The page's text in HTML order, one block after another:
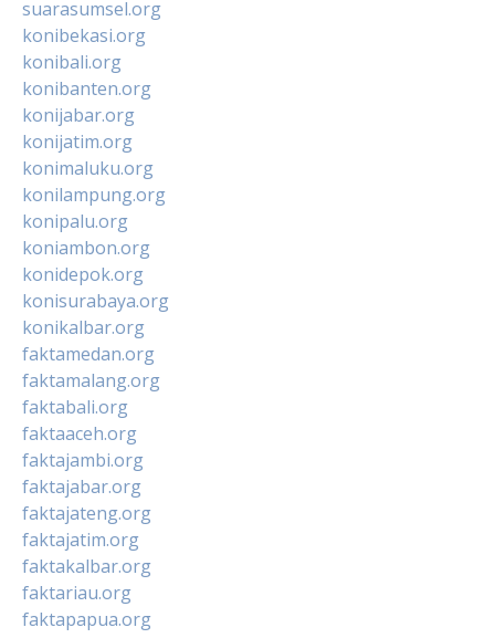
suarasumsel.org
konibekasi.org
konibali.org
konibanten.org
konijabar.org
konijatim.org
konimaluku.org
konilampung.org
konipalu.org
koniambon.org
konidepok.org
konisurabaya.org
konikalbar.org
faktamedan.org
faktamalang.org
faktabali.org
faktaaceh.org
faktajambi.org
faktajabar.org
faktajateng.org
faktajatim.org
faktakalbar.org
faktariau.org
faktapapua.org